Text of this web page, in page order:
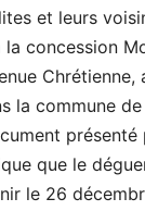
et leurs
la concession
la commune
présenté
que le
le 26